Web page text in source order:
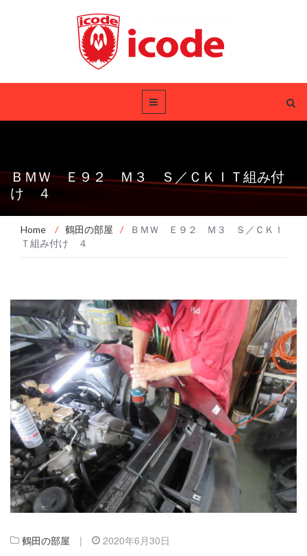
ＢＭＷ Ｅ９２ Ｍ３ Ｓ／ＣＫＩＴ組み付
け ４
Home / 鶴田の部屋 /
ＢＭＷ Ｅ９２ Ｍ３ Ｓ／ＣＫＩ
Ｔ組み付け ４
鶴田の部屋 | 2020年6月30日